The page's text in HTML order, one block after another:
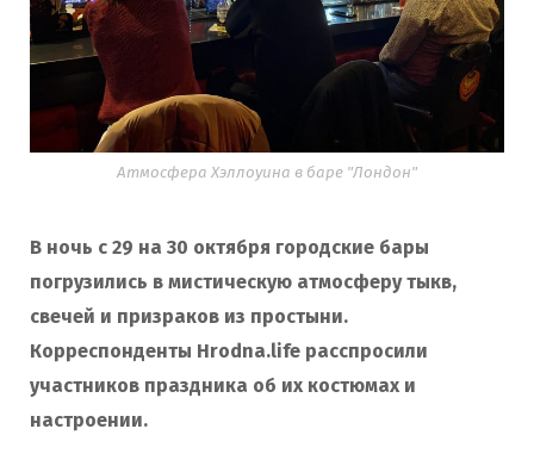
Атмосфера Хэллоуина в баре "Лондон"
В ночь с 29 на 30 октября городские бары
погрузились в мистическую атмосферу тыкв,
свечей и призраков из простыни.
Корреспонденты Hrodna.life расспросили
участников праздника об их костюмах и
настроении.